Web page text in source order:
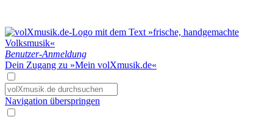
Benutzer-Anmeldung
Dein Zugang zu »Mein volXmusik.de«
Navigation überspringen